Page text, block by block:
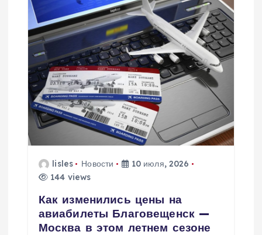
lisles Новости
10 июля, 2026
144 views
Как изменились цены на
авиабилеты Благовещенск —
Москва в этом летнем сезоне